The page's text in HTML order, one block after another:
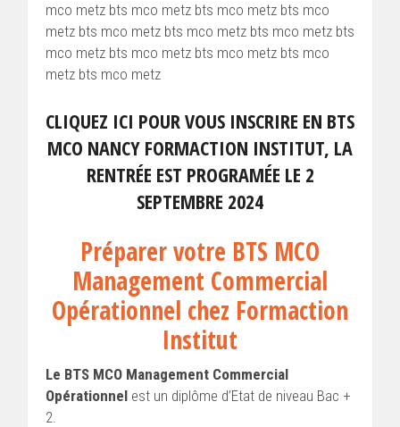
mco metz bts mco metz bts mco metz bts mco
metz bts mco metz bts mco metz bts mco metz bts
mco metz bts mco metz bts mco metz bts mco
metz bts mco metz
CLIQUEZ ICI POUR VOUS INSCRIRE EN BTS
MCO NANCY FORMACTION INSTITUT, LA
RENTRÉE EST PROGRAMÉE LE 2
SEPTEMBRE 2024
Préparer votre BTS MCO
Management Commercial
Opérationnel chez Formaction
Institut
Le BTS MCO Management Commercial
Opérationnel est un diplôme d’Etat de niveau Bac +
2.